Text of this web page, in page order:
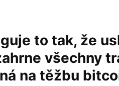
to tak, že
všechny
na těžbu